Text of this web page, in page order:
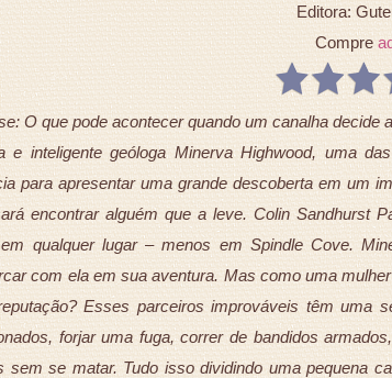
Editora:
Compre
O que pode acontecer quando um canalha
e inteligente geóloga Minerva Highwood, uma
para apresentar uma grande descoberta em um
encontrar alguém que a leve. Colin Sandhurst
qualquer lugar – menos em Spindle Cove.
com ela em sua aventura. Mas como uma
Esses parceiros improváveis têm uma
forjar uma fuga, correr de bandidos
sem se matar. Tudo isso dividindo uma pequena